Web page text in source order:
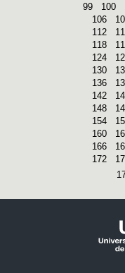
99
100
106
112
118
124
130
136
142
148
154
160
166
172